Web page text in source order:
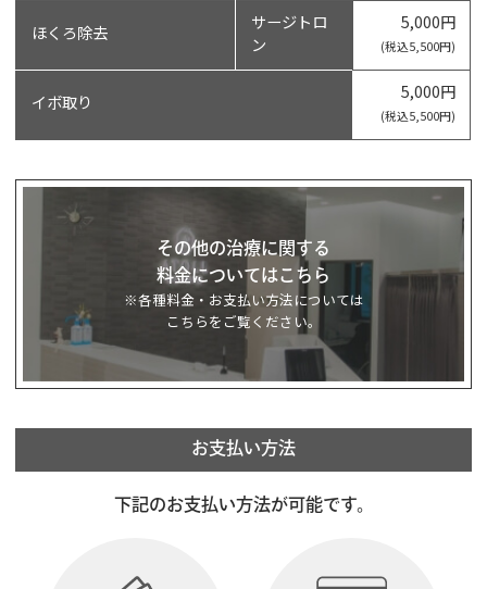
ほくろ除去
サージトロ
ン
5,000円
(税込5,500円)
イボ取り 5,000円
(税込5,500円)
その他の治療に関する
料金についてはこちら
※各種料金・お支払い方法については
こちらをご覧ください。
お支払い方法
下記のお支払い方法が可能です。